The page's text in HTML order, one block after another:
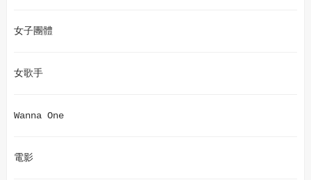
女子團體
女歌手
Wanna One
電影